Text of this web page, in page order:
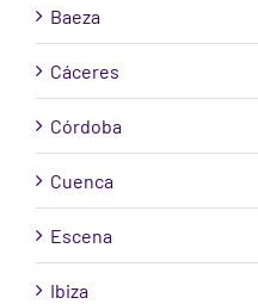
Baeza
Cáceres
Córdoba
Cuenca
Escena
Ibiza